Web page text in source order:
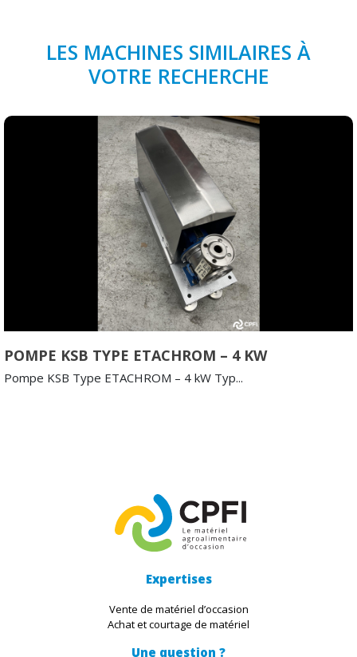
LES MACHINES SIMILAIRES À
VOTRE RECHERCHE
POMPE KSB TYPE ETACHROM – 4 KW
Pompe KSB Type ETACHROM – 4 kW Typ...
Expertises
Vente de matériel d’occasion
Achat et courtage de matériel
Une question ?